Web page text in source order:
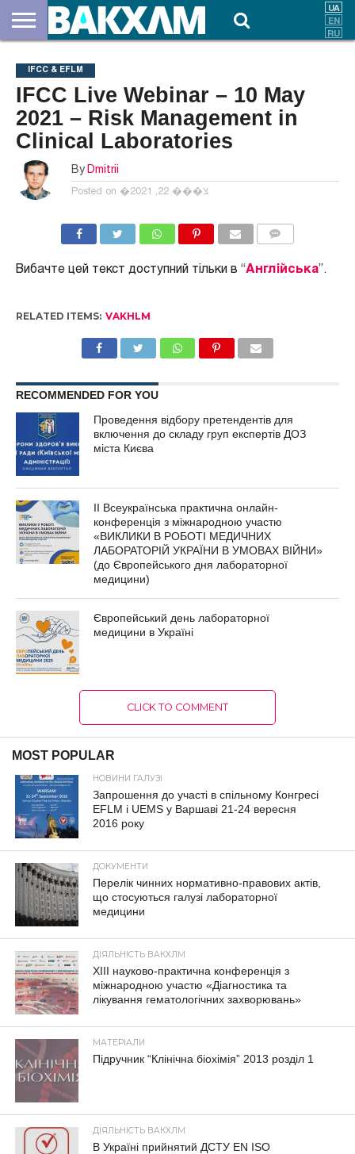
НАС
ВНЕСКИ
ДОКУМЕНТИ
НОВИНИ
КОНТАКТИ
IFCC & EFLM
IFCC Live Webinar – 10 May
2021 – Risk Management in
Clinical Laboratories
By Dmitrii
Posted on �צ��� 22, 2021
Вибачте цей текст доступний тільки в “Англійська”.
RELATED ITEMS: VAKHLM
RECOMMENDED FOR YOU
Проведення відбору претендентів для
включення до складу груп експертів ДОЗ
міста Києва
ІІ Всеукраїнська практична онлайн-
конференція з міжнародною участю
«ВИКЛИКИ В РОБОТІ МЕДИЧНИХ
ЛАБОРАТОРІЙ УКРАЇНИ В УМОВАХ ВІЙНИ»
(до Європейського дня лабораторної
медицини)
Європейський день лабораторної
медицини в Україні
CLICK TO COMMENT
MOST POPULAR
НОВИНИ ГАЛУЗІ
Запрошення до участі в спільному Конгресі
EFLM і UEMS у Варшаві 21-24 вересня
2016 року
ДОКУМЕНТИ
Перелік чинних нормативно-правових актів,
що стосуються галузі лабораторної
медицини
ДІЯЛЬНІСТЬ ВАКХЛМ
XIII науково-практична конференція з
міжнародною участю «Діагностика та
лікування гематологічних захворювань»
МАТЕРІАЛИ
Підручник “Клінічна біохімія” 2013 розділ 1
ДІЯЛЬНІСТЬ ВАКХЛМ
В Україні прийнятий ДСТУ EN ISO